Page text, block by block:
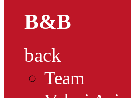
B&B
back
Team